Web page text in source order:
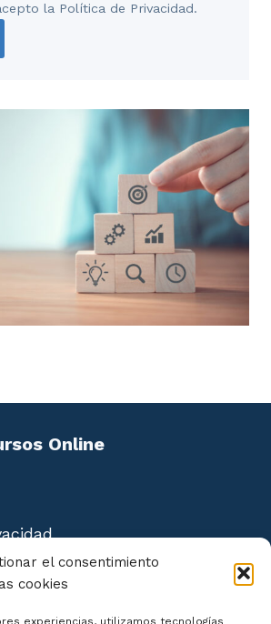
el consentimiento
cookies
experiencias, utilizamos tecnologías
la Política de Privacidad.
Online